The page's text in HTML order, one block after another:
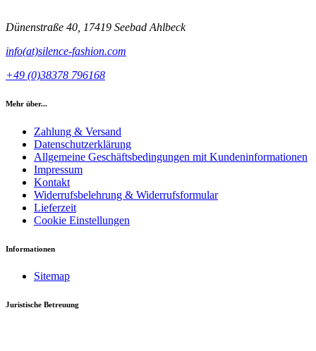
Dünenstraße 40, 17419 Seebad Ahlbeck
info(at)silence-fashion.com
+49 (0)38378 796168
Mehr über...
Zahlung & Versand
Datenschutzerklärung
Allgemeine Geschäftsbedingungen mit Kundeninformationen
Impressum
Kontakt
Widerrufsbelehrung & Widerrufsformular
Lieferzeit
Cookie Einstellungen
Informationen
Sitemap
Juristische Betreuung